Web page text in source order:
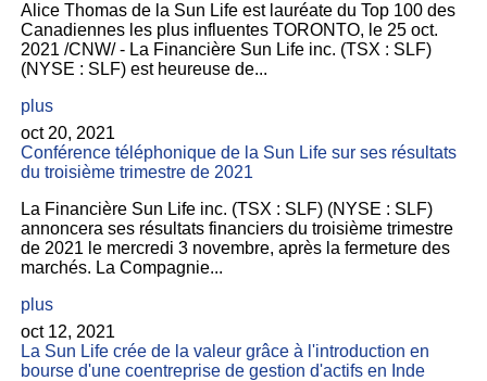
Alice Thomas de la Sun Life est lauréate du Top 100 des
Canadiennes les plus influentes TORONTO, le 25 oct.
2021 /CNW/ - La Financière Sun Life inc. (TSX : SLF)
(NYSE : SLF) est heureuse de...
plus
oct 20, 2021
Conférence téléphonique de la Sun Life sur ses résultats
du troisième trimestre de 2021
La Financière Sun Life inc. (TSX : SLF) (NYSE : SLF)
annoncera ses résultats financiers du troisième trimestre
de 2021 le mercredi 3 novembre, après la fermeture des
marchés. La Compagnie...
plus
oct 12, 2021
La Sun Life crée de la valeur grâce à l'introduction en
bourse d'une coentreprise de gestion d'actifs en Inde